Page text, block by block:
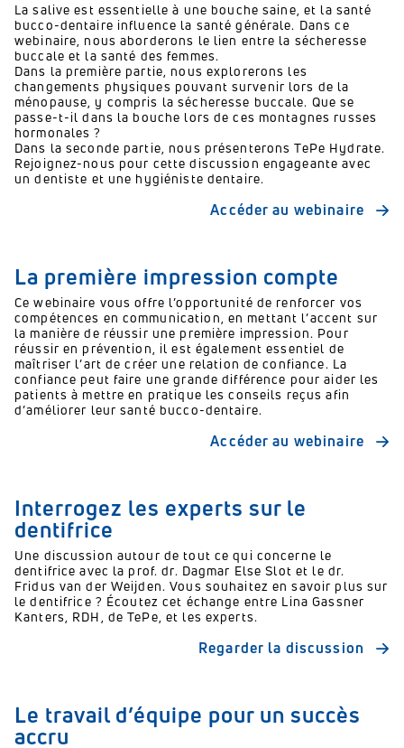
La salive est essentielle à une bouche saine, et la santé
bucco-dentaire influence la santé générale. Dans ce
webinaire, nous aborderons le lien entre la sécheresse
buccale et la santé des femmes.
Dans la première partie, nous explorerons les
changements physiques pouvant survenir lors de la
ménopause, y compris la sécheresse buccale. Que se
passe-t-il dans la bouche lors de ces montagnes russes
hormonales ?
Dans la seconde partie, nous présenterons TePe Hydrate.
Rejoignez-nous pour cette discussion engageante avec
un dentiste et une hygiéniste dentaire.
Accéder au webinaire
La première impression compte
Ce webinaire vous offre l’opportunité de renforcer vos
compétences en communication, en mettant l’accent sur
la manière de réussir une première impression. Pour
réussir en prévention, il est également essentiel de
maîtriser l’art de créer une relation de confiance. La
confiance peut faire une grande différence pour aider les
patients à mettre en pratique les conseils reçus afin
d’améliorer leur santé bucco-dentaire.
Accéder au webinaire
Interrogez les experts sur le
dentifrice
Une discussion autour de tout ce qui concerne le
dentifrice avec la prof. dr. Dagmar Else Slot et le dr.
Fridus van der Weijden. Vous souhaitez en savoir plus sur
le dentifrice ? Écoutez cet échange entre Lina Gassner
Kanters, RDH, de TePe, et les experts.
Regarder la discussion
Le travail d’équipe pour un succès
accru